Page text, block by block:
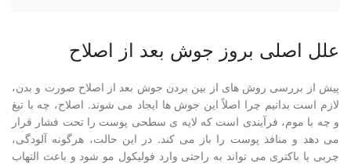
علل اصلی بروز جوش بعد از اصلاح
پیش از بررسی روش های از بین بردن جوش بعد از اصلاح صورت و بدن،
لازم است بدانیم چرا اصلاً این جوش ها ایجاد می شوند. اصلاح، چه با تیغ
و چه با موم، فرآیندی است که لایه ی سطحی پوست را تحت فشار قرار
می دهد و منافذ پوست را باز می کند. در این حالت، هرگونه آلودگی،
چربی یا باکتری می تواند به راحتی وارد فولیکول مو شود و باعث التهاب